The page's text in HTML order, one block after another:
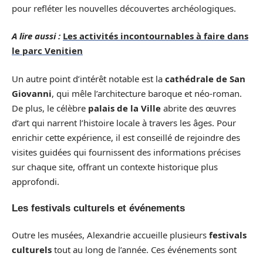
pour refléter les nouvelles découvertes archéologiques.
A lire aussi : Les activités incontournables à faire dans
le parc Venitien
Un autre point d’intérêt notable est la cathédrale de San
Giovanni, qui mêle l’architecture baroque et néo-roman.
De plus, le célèbre palais de la Ville abrite des œuvres
d’art qui narrent l’histoire locale à travers les âges. Pour
enrichir cette expérience, il est conseillé de rejoindre des
visites guidées qui fournissent des informations précises
sur chaque site, offrant un contexte historique plus
approfondi.
Les festivals culturels et événements
Outre les musées, Alexandrie accueille plusieurs festivals
culturels tout au long de l’année. Ces événements sont